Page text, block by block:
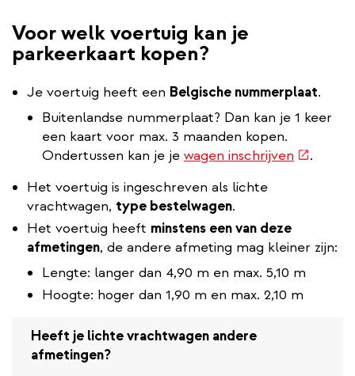
Voor welk voertuig kan je
parkeerkaart kopen?
Je voertuig heeft een Belgische nummerplaat.
Buitenlandse nummerplaat? Dan kan je 1 keer
een kaart voor max. 3 maanden kopen.
Ondertussen kan je je wagen inschrijven (externe
.
Het voertuig is ingeschreven als lichte
vrachtwagen, type bestelwagen.
Het voertuig heeft minstens een van deze
afmetingen, de andere afmeting mag kleiner zijn:
Lengte: langer dan 4,90 m en max. 5,10 m
Hoogte: hoger dan 1,90 m en max. 2,10 m
Heeft je lichte vrachtwagen andere
afmetingen?